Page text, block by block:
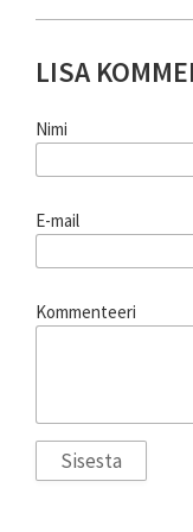
LISA
Nimi
E-mail
Kommenteeri